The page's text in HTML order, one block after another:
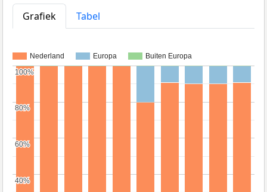
Grafiek
Tabel
Nederland Europa Buiten Europa
40%
40%
60%
60%
80%
80%
100%
100%